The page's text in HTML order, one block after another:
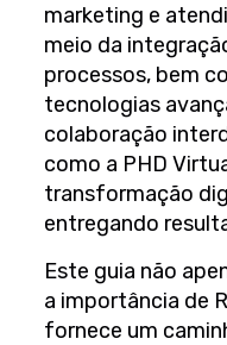
marketing e
meio da
processos, bem
tecnologias
colaboração
como a PHD
transformação
entregando
Este guia não
a importância de
fornece um